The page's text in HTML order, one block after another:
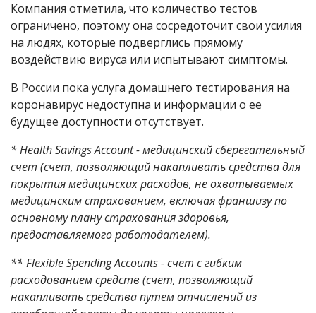
Компания отметила, что количество тестов
ограничено, поэтому она сосредоточит свои усилия
на людях, которые подверглись прямому
воздействию вируса или испытывают симптомы.
В России пока услуга домашнего тестирования на
коронавирус недоступна и информации о ее
будущее доступности отсутствует.
* Health Savings Account - медицинский сберегательный
счет (счет, позволяющий накапливать средства для
покрытия медицинских расходов, не охватываемых
медицинским страхованием, включая франшизу по
основному плану страхования здоровья,
предоставляемого работодателем).
** Flexible Spending Accounts- счет с гибким
расходованием средств (счет, позволяющий
накапливать средства путем отчислений из